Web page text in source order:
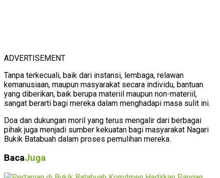
ADVERTISEMENT
Tanpa terkecuali, baik dari instansi, lembaga, relawan
kemanusiaan, maupun masyarakat secara individu, bantuan
yang diberikan, baik berupa materiil maupun non-materiil,
sangat berarti bagi mereka dalam menghadapi masa sulit ini.
Doa dan dukungan moril yang terus mengalir dari berbagai
pihak juga menjadi sumber kekuatan bagi masyarakat Nagari
Bukik Batabuah dalam proses pemulihan mereka.
BacaJuga